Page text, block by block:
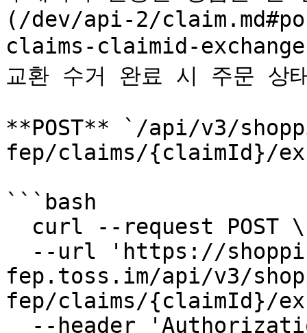
(/dev/api-2/
claims-claimid-
교환 수거 완료 시 주문 상
**POST** `/api/v3/
fep/claims/{claimId}/
```bash
fep.toss.im/api/v3/
fep/claims/{claimId}/